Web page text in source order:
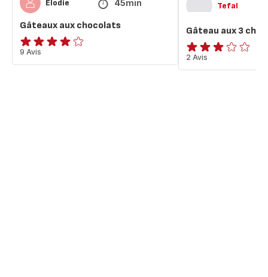
Elodie 45min
Gâteaux aux chocolats
ratings.3.9
9 Avis
Tefal
Gâteau aux 3
Avis
3
2 Avis